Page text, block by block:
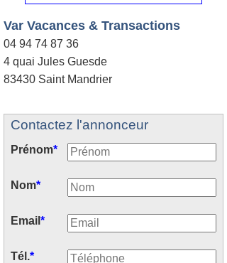
Var Vacances & Transactions
04 94 74 87 36
4 quai Jules Guesde
83430 Saint Mandrier
Contactez l'annonceur
Prénom*
Nom*
Email *
Tél.*